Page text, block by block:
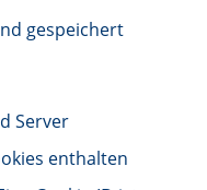
gespeichert
Server
enthalten